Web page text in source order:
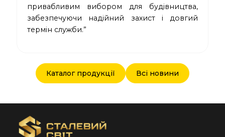
привабливим вибором для будівництва,
забезпечуючи надійний захист і довгий
термін служби.”
Каталог продукції Всі новини